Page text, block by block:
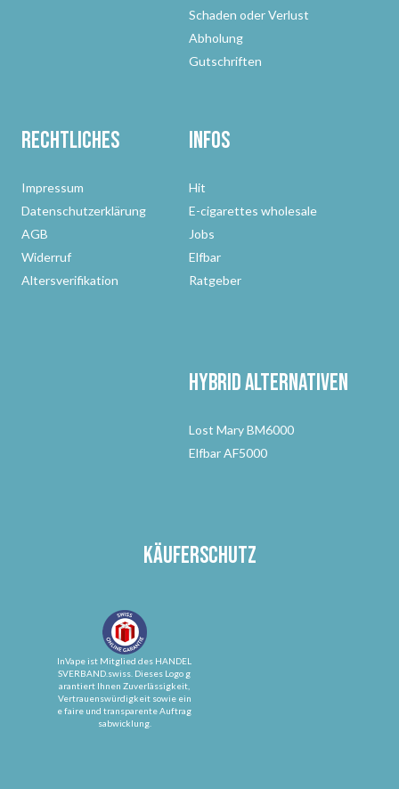
Schaden oder Verlust
Abholung
Gutschriften
Rechtliches
Impressum
Datenschutzerklärung
AGB
Widerruf
Altersverifikation
Infos
Hit
E-cigarettes wholesale
Jobs
Elfbar
Ratgeber
Hybrid Alternativen
Lost Mary BM6000
Elfbar AF5000
Käuferschutz
InVape ist Mitglied des HANDEL
SVERBAND.swiss. Dieses Logo g
arantiert Ihnen Zuverlässigkeit,
Vertrauenswürdigkeit sowie ein
e faire und transparente Auftrag
sabwicklung.